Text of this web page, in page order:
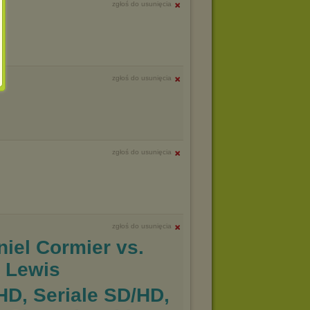
zgłoś do usunięcia
zgłoś do usunięcia
zgłoś do usunięcia
zgłoś do usunięcia
Cormier vs.
Lewis
Seriale SD/HD,